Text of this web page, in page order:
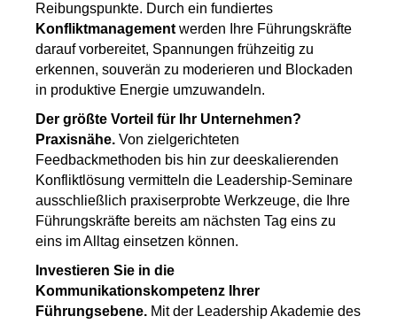
Reibungspunkte. Durch ein fundiertes
Konfliktmanagementwerden Ihre Führungskräfte
darauf vorbereitet, Spannungen frühzeitig zu
erkennen, souverän zu moderieren und Blockaden
in produktive Energie umzuwandeln.
Der größte Vorteil für Ihr Unternehmen?
Praxisnähe. Von zielgerichteten
Feedbackmethoden bis hin zur deeskalierenden
Konfliktlösung vermitteln die Leadership-Seminare
ausschließlich praxiserprobte Werkzeuge, die Ihre
Führungskräfte bereits am nächsten Tag eins zu
eins im Alltag einsetzen können.
Investieren Sie in die
Kommunikationskompetenz Ihrer
Führungsebene. Mit der Leadership Akademie des